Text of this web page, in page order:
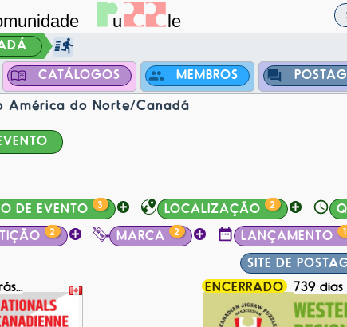
CATÁLOGOS MEMBROS
América do Norte/Canadá
DE EVENTO 3 LOCALIZAÇÃO 2
2 MARCA 2 LANÇAMENTO 1
SITE DE
ENCERRADO 739 dias